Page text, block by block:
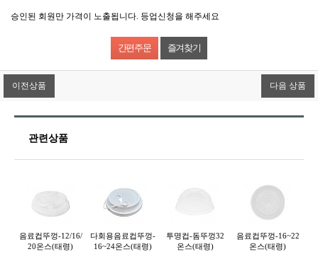
승인된 회원만 가격이 노출됩니다. 등업신청을 해주세요
즐겨찾기
이전상품 다음 상품
관련상품
음료컵뚜껑-12/16/
20온스(태령)
다회용음료컵뚜껑-
16~24온스(태령)
투명컵-돔뚜껑32
온스(태령)
음료컵뚜껑-16~22
온스(태령)